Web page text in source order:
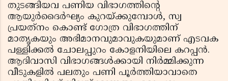
തുടങ്ങിയവ പണിയ വിഭാഗത്തിന്റെ
ആയുര്‍ദൈര്‍ഘ്യം കുറയ്ക്കുമ്പോള്‍, സ്വ
പ്രയത്‌നം കൊണ്ട് ഗോത്ര വിഭാഗത്തിന്
മാതൃകയും അഭിമാനവുമാവുകയുമാണ് എടവക
പള്ളിക്കല്‍ ചോലപ്പുറം കോളനിയിലെ കറപ്പന്‍.
ആദിവാസി വിഭാഗങ്ങള്‍ക്കായി നിര്‍മ്മിക്കുന്ന
വീടുകളില്‍ പലതും പണി പൂര്‍ത്തിയാവാതെ